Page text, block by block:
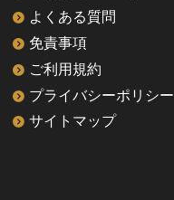
よくある質問
免責事項
ご利用規約
プライバシーポリシー
サイトマップ